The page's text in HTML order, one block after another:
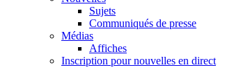
Sujets
Communiqués de presse
Médias
Affiches
Inscription pour nouvelles en direct